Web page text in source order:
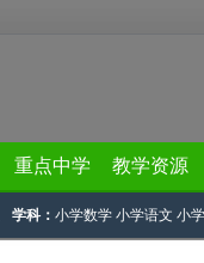
重点中学 教学资源
学科： 小学数学 小学语文 小